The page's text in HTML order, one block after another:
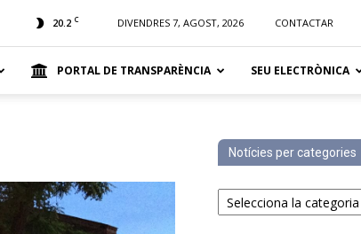
20.2 C DIVENDRES 7, AGOST, 2026 CONTACTAR
PORTAL DE TRANSPARÈNCIA SEU ELECTRÒNICA
Notícies per categories
Notícies
per